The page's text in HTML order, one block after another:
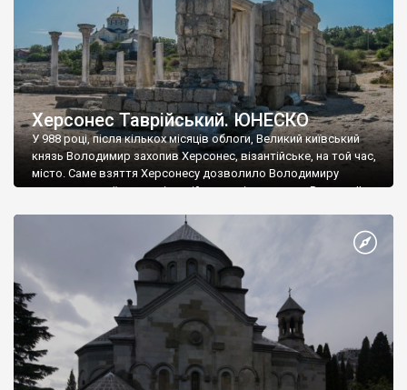
Херсонес Таврійський. ЮНЕСКО
У 988 році, після кількох місяців облоги, Великий київський
князь Володимир захопив Херсонес, візантійське, на той час,
місто. Саме взяття Херсонесу дозволило Володимиру
диктувати свої умови візантійському імператору Василю ІІ, та
Херсонесі Володимир-язичник, став Василем-християнином.
А потім було Хрещення Русі. На честь Херсонесу Таврійського